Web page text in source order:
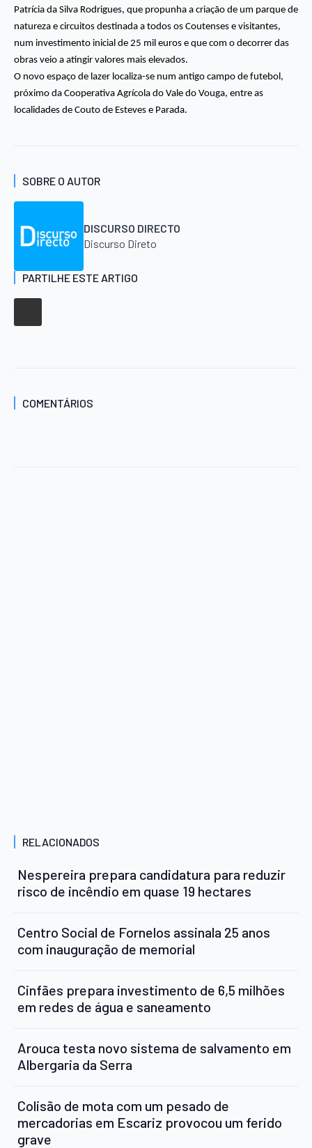
Patrícia da Silva Rodrigues, que propunha a criação de um parque de
natureza e circuitos destinada a todos os Coutenses e visitantes,
num investimento inicial de 25 mil euros e que com o decorrer das
obras veio a atingir valores mais elevados.
O novo espaço de lazer localiza-se num antigo campo de futebol,
próximo da Cooperativa Agrícola do Vale do Vouga, entre as
localidades de Couto de Esteves e Parada.
SOBRE O AUTOR
DISCURSO DIRECTO
Discurso Direto
PARTILHE ESTE ARTIGO
COMENTÁRIOS
RELACIONADOS
Nespereira prepara candidatura para reduzir
risco de incêndio em quase 19 hectares
Centro Social de Fornelos assinala 25 anos
com inauguração de memorial
Cinfães prepara investimento de 6,5 milhões
em redes de água e saneamento
Arouca testa novo sistema de salvamento em
Albergaria da Serra
Colisão de mota com um pesado de
mercadorias em Escariz provocou um ferido
grave